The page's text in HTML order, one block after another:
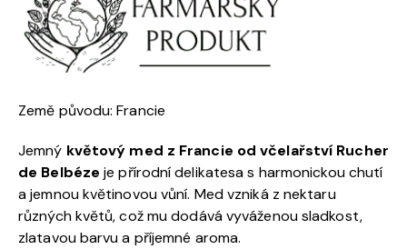
Země původu: Francie
Jemný květový med z Francie od včelařství Rucher
de Belbéze je přírodní delikatesa s harmonickou chutí
a jemnou květinovou vůní. Med vzniká z nektaru
různých květů, což mu dodává vyváženou sladkost,
zlatavou barvu a příjemné aroma.